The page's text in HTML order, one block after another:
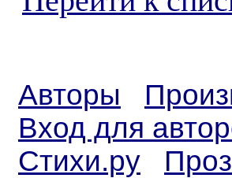
Авторы
Вход для
Стихи.ру